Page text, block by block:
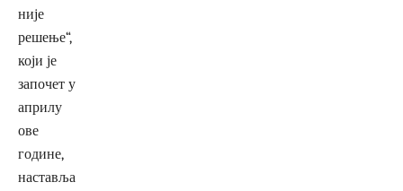
није
решење“,
који је
започет у
априлу
ове
године,
наставља